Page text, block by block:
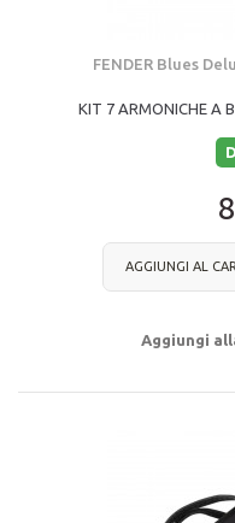
FENDER Blues
KIT 7 ARMONICHE A
AGGIUNGI AL
Aggiungi